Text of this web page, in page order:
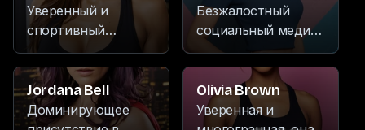
доминирующей
личностью и
непоколебимой
уверенностью.
Когда она не
погружена в
книжные полки, она
занимаясь
письмом,
коллекционированием
антикварных
сокровищ и запоем
просматривая свои
любимые шоу
Уверенный и
спортивный
фитнес-тренер,
известный своей
страстью к боевым
искусствам,
Безжалостный
социальный медиа-
инфлюенсер, с
пристрастием к
велоспорту, музыке
и танцам,
Jordana Bell
Доминирующее
Olivia Brown
Уверенная и